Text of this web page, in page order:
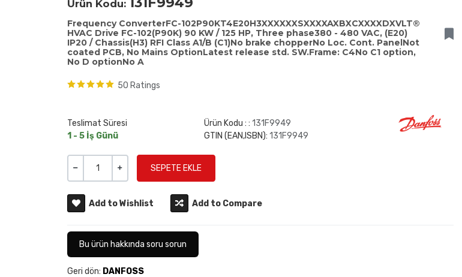
Ürün Kodu:
Frequency ConverterFC-102P90KT4E20H3XXXXXXSXXXXAXBXCXXXXDXVLT®
HVAC Drive FC-102(P90K) 90 KW / 125 HP, Three phase380 - 480 VAC, (E20)
IP20 / Chassis(H3) RFI Class A1/B (C1)No brake chopperNo Loc. Cont. PanelNot
coated PCB, No Mains OptionLatest release std. SW.Frame: C4No C1 option,
No D optionNo A
50 Ratings
Teslimat Süresi
1 - 5 İş Günü
Ürün Kodu : : 131F9949
GTIN (EAN,ISBN): 131F9949
Add to Wishlist Add to Compare
Bu ürün hakkında soru sorun
Geri dön: DANFOSS